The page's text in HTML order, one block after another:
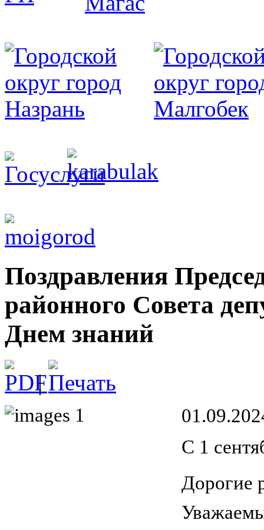
Поздравления
районного Совета
Днем знаний
|
С 1
Дорогие